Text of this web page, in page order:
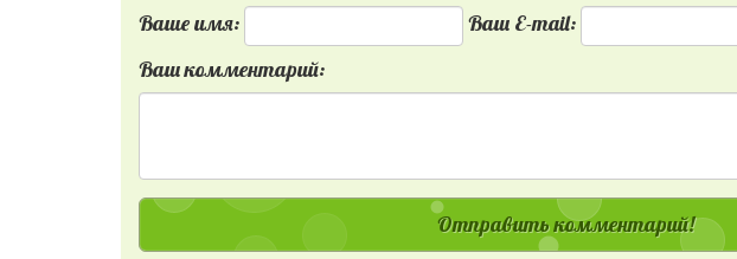
Ваше имя:
Ваш E-mail:
Ваш комментарий:
Отправить комментарий!